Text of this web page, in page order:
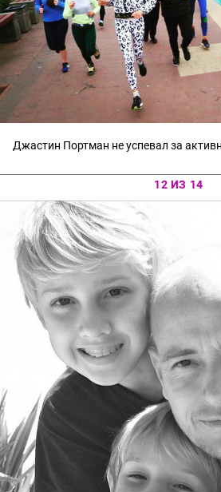
Джастин Портман не успевал за
12 ИЗ 14